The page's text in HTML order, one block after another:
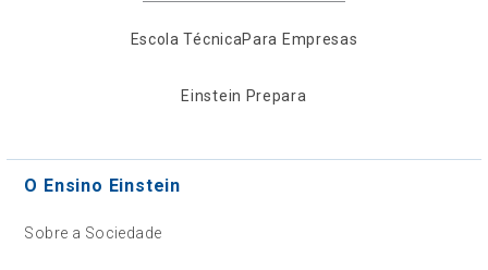
Escola TécnicaPara Empresas
Einstein Prepara
O Ensino Einstein
Sobre a Sociedade